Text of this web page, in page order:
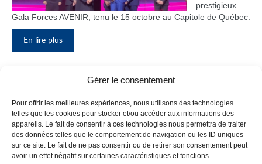
Gérer le consentement
Pour offrir les meilleures expériences, nous utilisons des technologies
telles que les cookies pour stocker et/ou accéder aux informations des
appareils. Le fait de consentir à ces technologies nous permettra de traiter
des données telles que le comportement de navigation ou les ID uniques
sur ce site. Le fait de ne pas consentir ou de retirer son consentement peut
avoir un effet négatif sur certaines caractéristiques et fonctions.
prestigieux
Gala Forces AVENIR, tenu le 15 octobre au Capitole de Québec.
En lire plus
bloc F
Le Collège de
Maisonneuve
a inauguré